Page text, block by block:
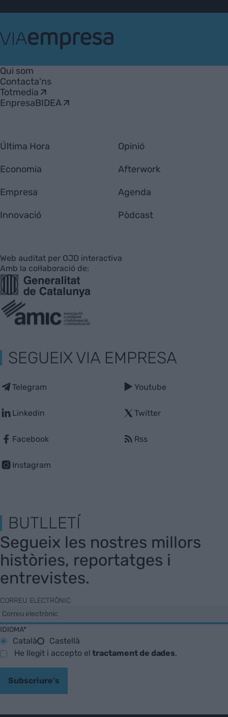
Empresa
Qui som
Contacta'ns
Totmedia
EnpresaBIDEA
Última Hora
Economia
Empresa
Innovació
Opinió
Afterwork
Agenda
Pòdcast
Web auditat per OJD interactiva
Amb la col·laboració de:
SEGUEIX VIA EMPRESA
Telegram
Linkedin
Facebook
Instagram
Youtube
Twitter
Rss
BUTLLETÍ
Segueix les nostres millors
històries, reportatges i
entrevistes.
CORREU ELECTRÒNIC
IDIOMA*
Català
Castellà
He llegit i accepto eltractament de dades.
Subscriure's